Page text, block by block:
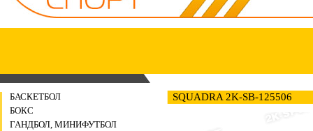
БАСКЕТБОЛ
БОКС
ГАНДБОЛ, МИНИФУТБОЛ
SQUADRA 2K-SB-125506